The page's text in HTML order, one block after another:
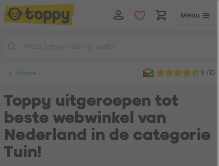
Menu
Advice 9 /10
Toppy uitgeroepen tot
beste webwinkel van
Nederland in de categorie
Tuin!